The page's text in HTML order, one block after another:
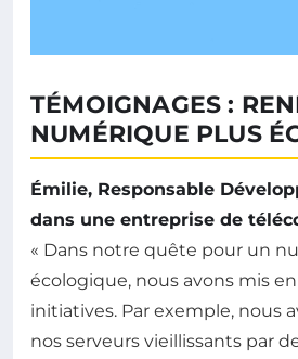
TÉMOIGNAGES :
NUMÉRIQUE PLUS
Émilie, Responsable
dans une entreprise de
« Dans notre quête pour un
écologique, nous avons mis
initiatives. Par exemple, nous
nos serveurs vieillissants par